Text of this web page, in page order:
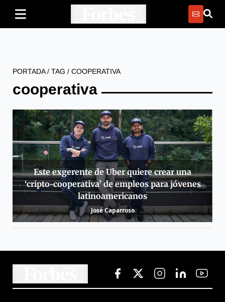
PORTADA/ TAG / COOPERATIVA
cooperativa
Este exgerente de Uber quiere crear una
‘cripto-cooperativa’ de empleos para jóvenes
latinoamericanos
José Caparroso